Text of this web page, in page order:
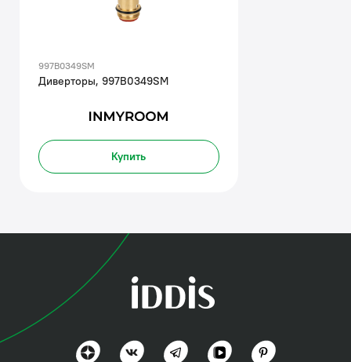
997B0349SM
Диверторы, 997B0349SM
Купить